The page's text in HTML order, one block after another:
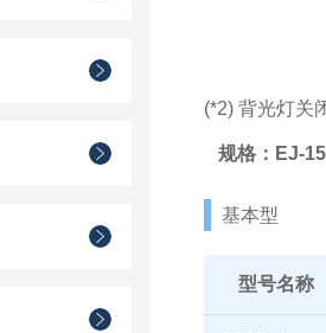
(*2) 背光灯关
规格：EJ-
基本型
型号名称